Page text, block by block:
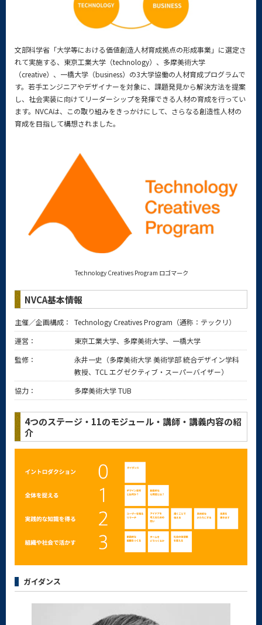
文部科学省「大学等における価値創造人材育成拠点の形成事業」に選定さ
れて実施する、東京工業大学（technology）、多摩美術大学
（creative）、一橋大学（business）の3大学協働の人材育成プログラムで
す。若手エンジニアやデザイナーを対象に、課題発見から解決方法を提案
し、社会実装に向けてリーダーシップを発揮できる人材の育成を行ってい
ます。NVCAは、この取り組みをきっかけにして、さらなる創造性人材の
育成を目指して構想されました。
Technology Creatives Program ロゴマーク
NVCA基本情報
主催／企画構成：
Technology Creatives Program（通称：テックリ）
運営：
東京工業大学、多摩美術大学、一橋大学
監修：
永井一史（多摩美術大学 美術学部 統合デザイン学科
教授、TCL エグゼクティブ・スーパーバイザー）
協力：
多摩美術大学 TUB
4つのステージ・11のモジュール・講師・講義内容の紹
介
ガイダンス